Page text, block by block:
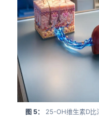
图 5： 25-OH维生素D比